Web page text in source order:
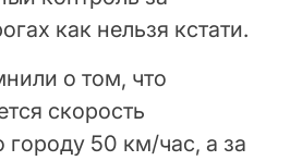
как нельзя кстати.
о том, что
скорость
50 км/час, а за